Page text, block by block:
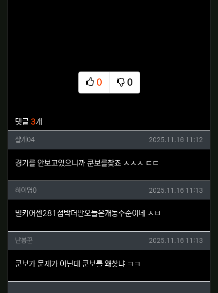
0
추천
0
비추천
댓글 3개
샬케04님의 댓글
샬케04 작성일
2025.11.16 11:12
경기를 안보고있으니까 쿤보를찾죠 ㅅㅅㅅ ㄷㄷ
하이영0님의 댓글
하이영0 작성일
2025.11.16 11:13
밀키어젠281점박더만오늘은개농수준이네 ㅅㅂ
난봉꾼님의 댓글
난봉꾼 작성일
2025.11.16 11:13
쿤보가 문제가 아닌데 쿤보를 왜찾냐 ㅋㅋ